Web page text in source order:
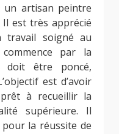
un artisan peintre
Il est très apprécié
travail soigné au
par la
être poncé,
est d’avoir
à recueillir la
supérieure. Il
la réussite de